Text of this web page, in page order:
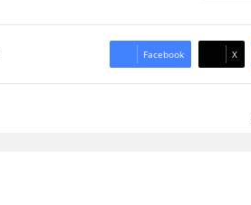
Facebook X